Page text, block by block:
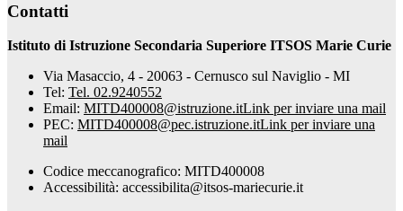
Contatti
Istituto di Istruzione Secondaria Superiore ITSOS Marie Curie
Via Masaccio, 4 - 20063 - Cernusco sul Naviglio - MI
Tel: Tel. 02.9240552
Email: MITD400008@istruzione.itLink per inviare una mail
PEC: MITD400008@pec.istruzione.itLink per inviare una
mail
Codice meccanografico: MITD400008
Accessibilità: accessibilita@itsos-mariecurie.it